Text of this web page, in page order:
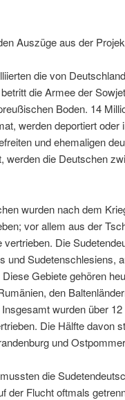
Auszüge aus der
die von
die Armee der
Boden. 14
werden deportiert oder
und ehemaligen
werden die Deutschen
wurden nach dem
vor allem aus der
vertrieben. Die
und Sudetenschlesiens,
Gebiete gehören
den
wurden über
Die Hälfte davon
und
die
der Flucht oftmals